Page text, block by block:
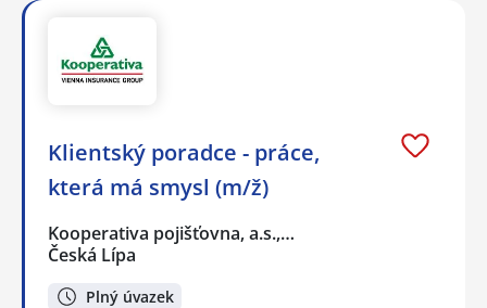
Klientský poradce - práce,
která má smysl (m/ž)
Kooperativa pojišťovna, a.s.,…
Česká Lípa
Plný úvazek